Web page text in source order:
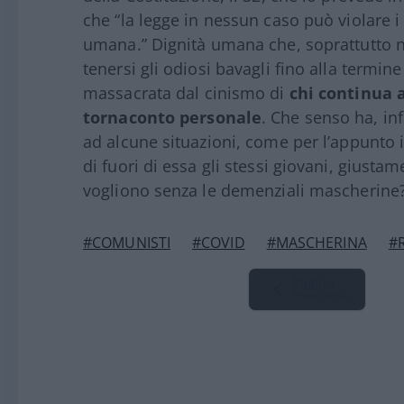
che “la legge in nessun caso può
umana.” Dignità umana che, soprattutto
tenersi gli odiosi bavagli fino alla
massacrata dal cinismo di chi continua
tornaconto personale. Che senso ha,
ad alcune situazioni, come per
di fuori di essa gli stessi giovani,
vogliono senza le demenziali
#COMUNISTI #COVID #MASCHERINA